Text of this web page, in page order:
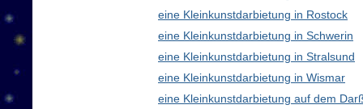
eine Kleinkunstdarbietung in Rostock
eine Kleinkunstdarbietung in Schwerin
eine Kleinkunstdarbietung in Stralsund
eine Kleinkunstdarbietung in Wismar
eine Kleinkunstdarbietung auf dem